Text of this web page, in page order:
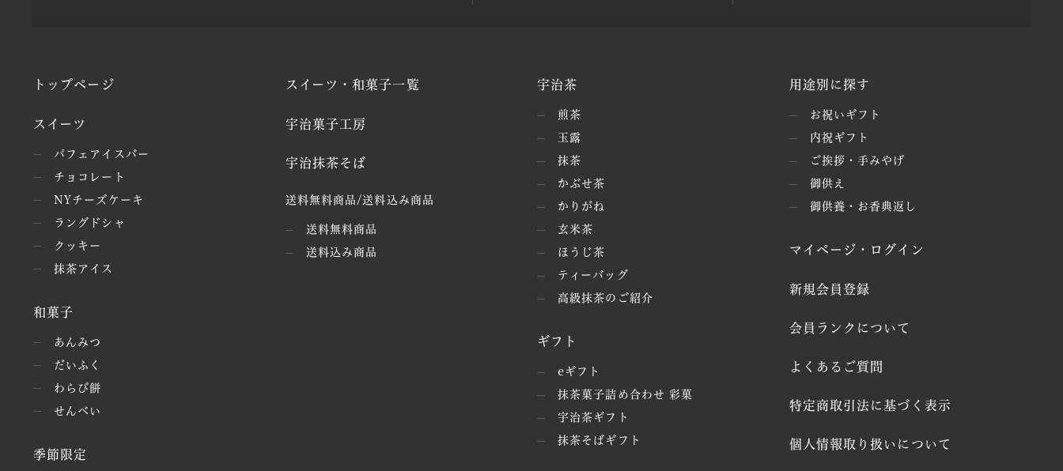
トップページ
スイーツ
パフェアイスバー
チョコレート
NYチーズケーキ
ラングドシャ
クッキー
抹茶アイス
和菓子
あんみつ
だいふく
わらび餅
せんべい
季節限定
スイーツ・和菓子一覧
宇治菓子工房
宇治抹茶そば
送料無料商品/送料込み商品
送料無料商品
送料込み商品
宇治茶
煎茶
玉露
抹茶
かぶせ茶
かりがね
玄米茶
ほうじ茶
ティーバッグ
高級抹茶のご紹介
ギフト
eギフト
抹茶菓子詰め合わせ 彩菓
宇治茶ギフト
抹茶そばギフト
用途別に探す
お祝いギフト
内祝ギフト
ご挨拶・手みやげ
御供え
御供養・お香典返し
マイページ・ログイン
新規会員登録
会員ランクについて
よくあるご質問
特定商取引法に基づく表示
個人情報取り扱いについて